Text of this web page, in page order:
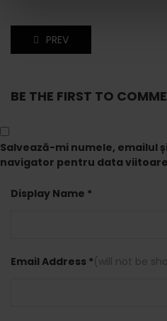
PREV
BE THE FIRST TO
Salvează-mi numele, emailul
navigator pentru data
Display Name *
Email Address *(will not be